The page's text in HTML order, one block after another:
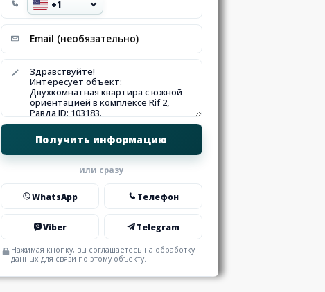
или сразу
WhatsApp Телефон
Viber Telegram
Нажимая кнопку, вы соглашаетесь на обработку
данных для связи по этому объекту.